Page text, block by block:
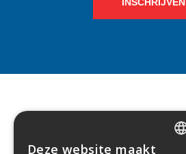
CONTACT
Deze website maakt